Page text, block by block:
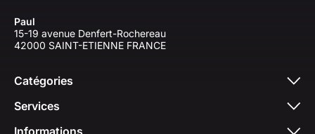
Paul
15-19 avenue Denfert-Rochereau
42000 SAINT-ETIENNE FRANCE
Catégories
Services